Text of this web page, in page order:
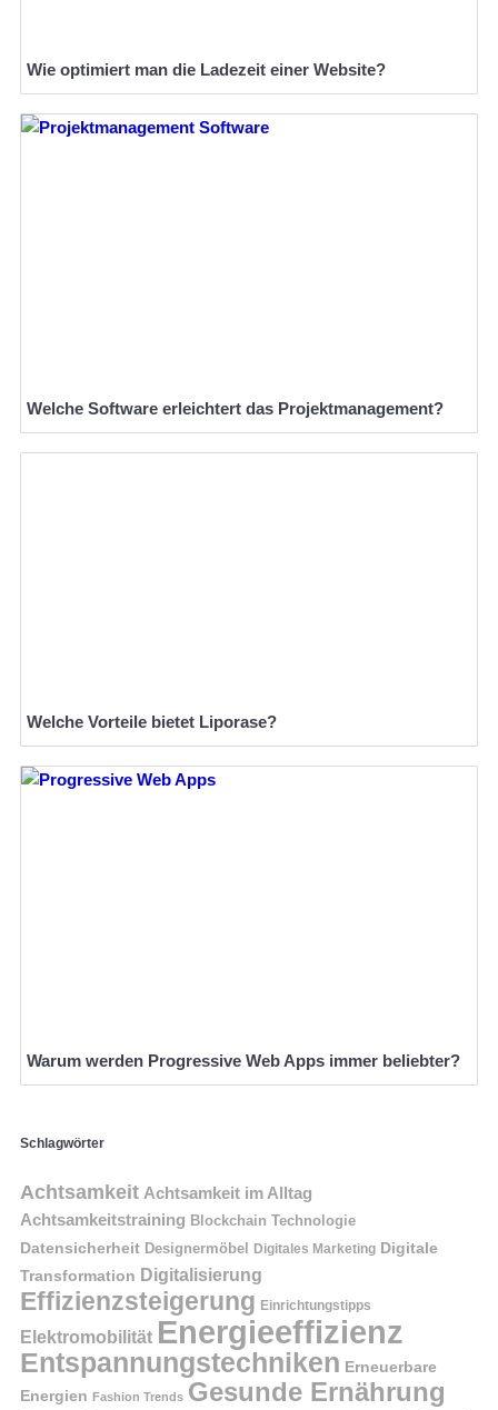
Wie optimiert man die Ladezeit einer Website?
Welche Software erleichtert das Projektmanagement?
Welche Vorteile bietet Liporase?
Warum werden Progressive Web Apps immer beliebter?
Schlagwörter
Achtsamkeit Achtsamkeit im Alltag
Achtsamkeitstraining Blockchain Technologie
Datensicherheit Designermöbel Digitales Marketing Digitale
Transformation Digitalisierung
Effizienzsteigerung Einrichtungstipps
Elektromobilität Energieeffizienz
Entspannungstechniken Erneuerbare
Energien Fashion Trends Gesunde Ernährung